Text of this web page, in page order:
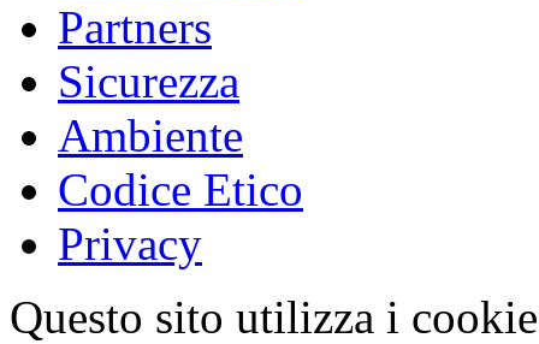
Partners
Sicurezza
Ambiente
Codice Etico
Privacy
Questo sito utilizza i